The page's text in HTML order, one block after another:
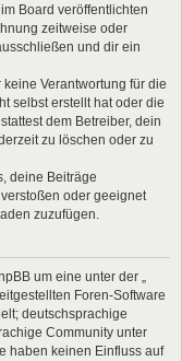
Board veröffentlichten
zeitweise oder
und dir ein
Verantwortung für die
selbst erstellt hat oder die
dem Betreiber, dein
zu löschen oder zu
deine Beiträge
oder geeignet
zuzufügen.
um eine unter der „
Foren-Software
deutschsprachige
Community unter
haben keinen Einfluss auf